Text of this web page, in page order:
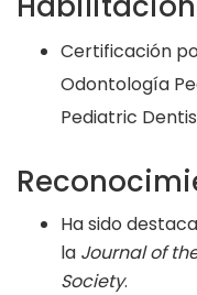
Certificación
Odontología
Pediatric
Ha sido
la Journal of
Society.